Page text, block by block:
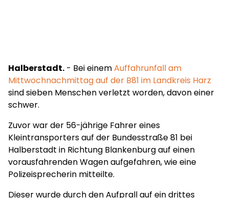
Halberstadt. - Bei einemAuffahrunfall am
Mittwochnachmittag auf der B81 im Landkreis Harz
sind sieben Menschen verletzt worden, davon einer
schwer.
Zuvor war der 56-jährige Fahrer eines
Kleintransporters auf der Bundesstraße 81 bei
Halberstadt in Richtung Blankenburg auf einen
vorausfahrenden Wagen aufgefahren, wie eine
Polizeisprecherin mitteilte.
Dieser wurde durch den Aufprall auf ein drittes